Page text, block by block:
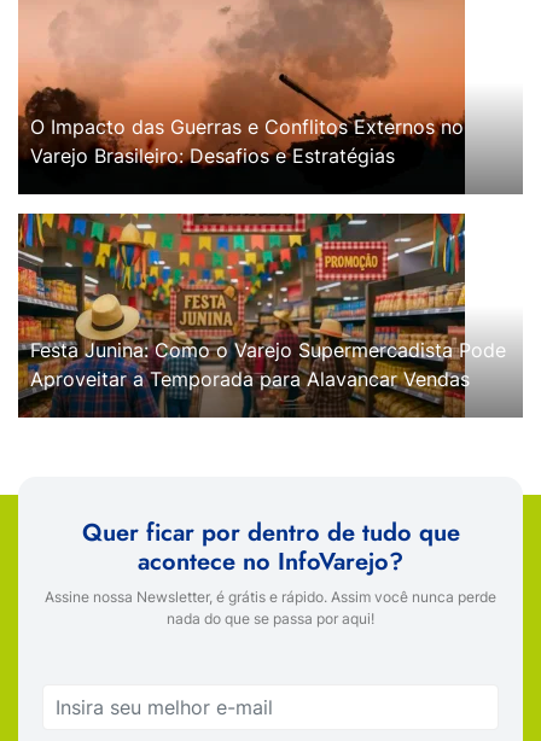
O Impacto das Guerras e Conflitos Externos no
Varejo Brasileiro: Desafios e Estratégias
Festa Junina: Como o Varejo Supermercadista Pode
Aproveitar a Temporada para Alavancar Vendas
Quer ficar por dentro de tudo que
acontece no InfoVarejo?
Assine nossa Newsletter, é grátis e rápido. Assim você nunca perde
nada do que se passa por aqui!